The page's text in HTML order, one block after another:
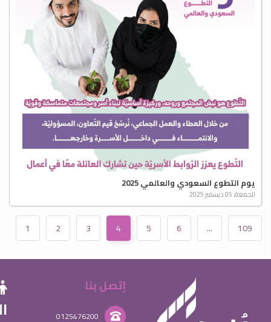
يوم التطوع السعودي والعالمي 2025
الجمعة، 05 ديسمبر 2025
1 2 3 4 5 6 ... 109
إتصل بنا
0125476200